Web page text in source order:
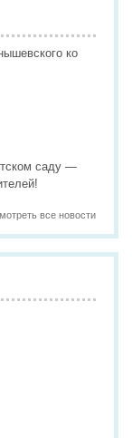
ко
саду —
все новости